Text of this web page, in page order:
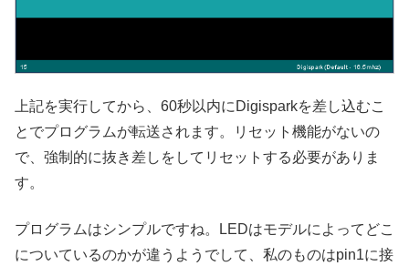
上記を実行してから、60秒以内にDigisparkを差し込むこ
とでプログラムが転送されます。リセット機能がないの
で、強制的に抜き差しをしてリセットする必要がありま
す。
プログラムはシンプルですね。LEDはモデルによってどこ
についているのかが違うようでして、私のものはpin1に接